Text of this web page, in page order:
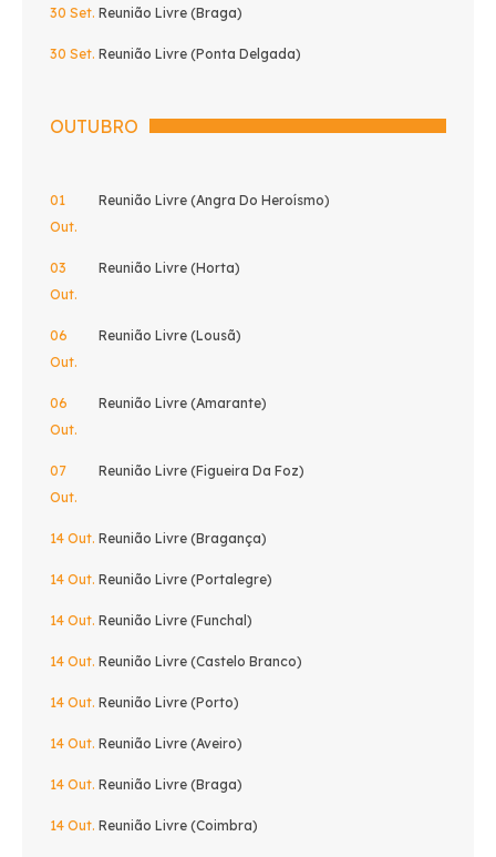
30 Set. Reunião Livre (Braga)
30 Set. Reunião Livre (Ponta Delgada)
OUTUBRO
01
Out.
Reunião Livre (Angra Do Heroísmo)
03
Out.
Reunião Livre (Horta)
06
Out.
Reunião Livre (Lousã)
06
Out.
Reunião Livre (Amarante)
07
Out.
Reunião Livre (Figueira Da Foz)
14 Out. Reunião Livre (Bragança)
14 Out. Reunião Livre (Portalegre)
14 Out. Reunião Livre (Funchal)
14 Out. Reunião Livre (Castelo Branco)
14 Out. Reunião Livre (Porto)
14 Out. Reunião Livre (Aveiro)
14 Out. Reunião Livre (Braga)
14 Out. Reunião Livre (Coimbra)